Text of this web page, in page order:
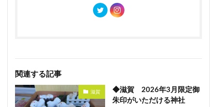
関連する記事
滋賀
◆滋賀 2026年3月限定御
朱印がいただける神社